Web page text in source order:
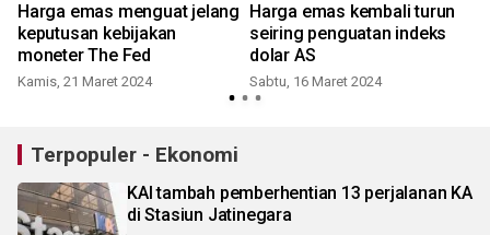
Harga emas menguat jelang
keputusan kebijakan
moneter The Fed
Kamis, 21 Maret 2024
Harga emas kembali turun
seiring penguatan indeks
dolar AS
Sabtu, 16 Maret 2024
Terpopuler - Ekonomi
KAI tambah pemberhentian 13 perjalanan KA
di Stasiun Jatinegara